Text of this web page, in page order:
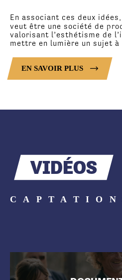
En associant ces deux idées,
veut être une société de
valorisant l’esthétisme de
mettre en lumière un sujet à
EN SAVOIR PLUS
VIDÉOS